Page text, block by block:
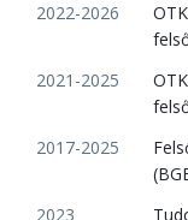
2022-2026
2021-2025
2017-2025
2023